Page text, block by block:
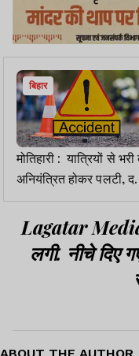
बिहार
मोतिहारी : यात्रियों से
अनियंत्रित होकर पलटी,
घायल
Lagatar
लगी. नीचे दिए